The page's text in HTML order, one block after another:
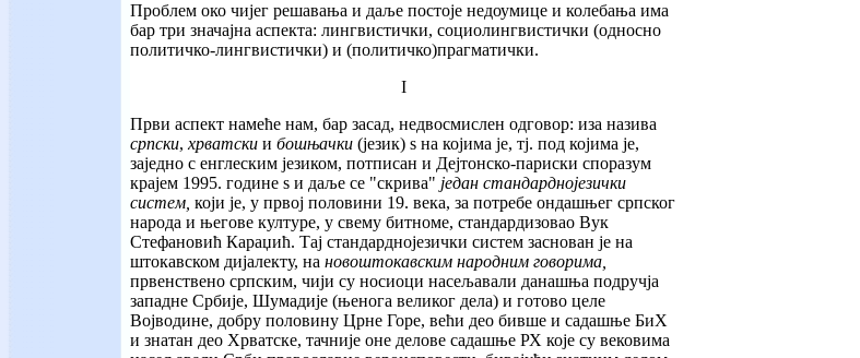
Проблем око чијег решавања и даље постоје недоумице и колебања има
бар три значајна аспекта: лингвистички, социолингвистички (односно
политичко-лингвистички) и (политичко)прагматички.
I
Први аспект намеће нам, бар засад, недвосмислен одговор: иза назива
српски,хрватски и бошњачки (језик) ѕ на којима је, тј. под којима је,
заједно с енглеским језиком, потписан и Дејтонско-париски споразум
крајем 1995. године ѕ и даље се "скрива" један стандарднојезички
систем, који је, у првој половини 19. века, за потребе ондашњег српског
народа и његове културе, у свему битноме, стандардизовао Вук
Стефановић Караџић. Тај стандарднојезички систем заснован је на
штокавском дијалекту, на новоштокавским народним говорима,
првенствено српским, чији су носиоци насељавали данашња подручја
западне Србије, Шумадије (њенога великог дела) и готово целе
Војводине, добру половину Црне Горе, већи део бивше и садашње БиХ
и знатан део Хрватске, тачније оне делове садашње РХ које су вековима